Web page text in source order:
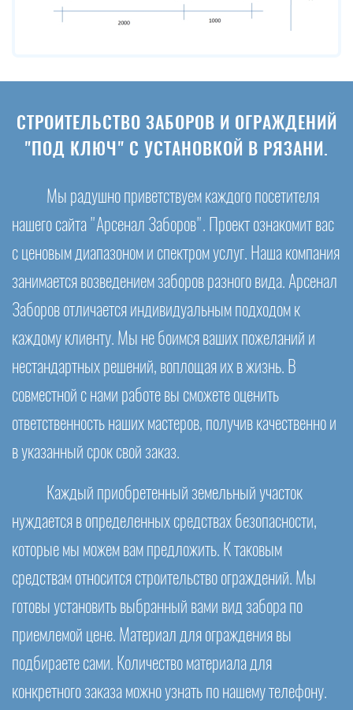
СТРОИТЕЛЬСТВО ЗАБОРОВ И ОГРАЖДЕНИЙ
"ПОД КЛЮЧ" С УСТАНОВКОЙ В РЯЗАНИ.
Мы радушно приветствуем каждого посетителя
нашего сайта "Арсенал Заборов". Проект ознакомит вас
с ценовым диапазоном и спектром услуг. Наша компания
занимается возведением заборов разного вида. Арсенал
Заборов отличается индивидуальным подходом к
каждому клиенту. Мы не боимся ваших пожеланий и
нестандартных решений, воплощая их в жизнь. В
совместной с нами работе вы сможете оценить
ответственность наших мастеров, получив качественно и
в указанный срок свой заказ.
Каждый приобретенный земельный участок
нуждается в определенных средствах безопасности,
которые мы можем вам предложить. К таковым
средствам относится строительство ограждений. Мы
готовы установить выбранный вами вид забора по
приемлемой цене. Материал для ограждения вы
подбираете сами. Количество материала для
конкретного заказа можно узнать по нашему телефону.